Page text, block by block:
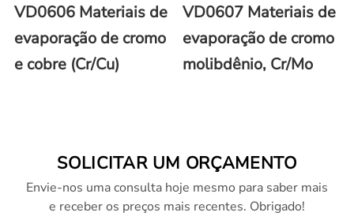
VD0606 Materiais de
evaporação de cromo
e cobre (Cr/Cu)
VD0607 Materiais de
evaporação de cromo
molibdênio, Cr/Mo
SOLICITAR UM ORÇAMENTO
Envie-nos uma consulta hoje mesmo para saber mais
e receber os preços mais recentes. Obrigado!